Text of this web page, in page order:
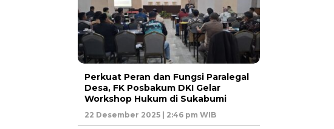
Perkuat Peran dan Fungsi Paralegal
Desa, FK Posbakum DKI Gelar
Workshop Hukum di Sukabumi
22 Desember 2025 | 2:46 pm WIB